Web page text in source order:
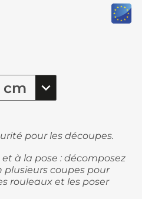
pour les découpes.
à la pose : décomposez
coupes pour
rouleaux et les poser